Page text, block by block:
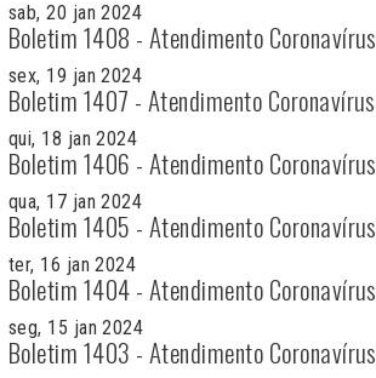
sab, 20 jan 2024
Boletim 1408 - Atendimento Coronavírus
sex, 19 jan 2024
Boletim 1407 - Atendimento Coronavírus
qui, 18 jan 2024
Boletim 1406 - Atendimento Coronavírus
qua, 17 jan 2024
Boletim 1405 - Atendimento Coronavírus
ter, 16 jan 2024
Boletim 1404 - Atendimento Coronavírus
seg, 15 jan 2024
Boletim 1403 - Atendimento Coronavírus